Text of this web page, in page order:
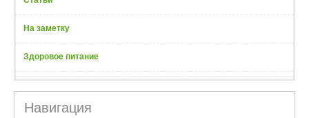
На заметку
Здоровое питание
Навигация